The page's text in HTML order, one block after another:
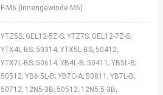
F-M6 (Innengewinde M6)
YTZ5S; GEL12-5Z-S; YTZ7S; GEL12-7Z-S;
YTX4L-BS; 50314; YTX5L-BS; 50412;
YTX7L-BS; 50614; YB4L-B; 50411; YB5L-B;
50512; YB6.5L-B; YB7C-A; 50811; YB7L-B;
50712; 12N5-3B; 50512; 12N5.5-3B;